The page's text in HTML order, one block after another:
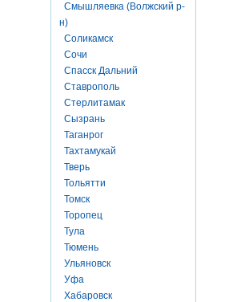
Смышляевка (Волжский р-
н)
Соликамск
Сочи
Спасск Дальний
Ставрополь
Стерлитамак
Сызрань
Таганрог
Тахтамукай
Тверь
Тольятти
Томск
Торопец
Тула
Тюмень
Ульяновск
Уфа
Хабаровск